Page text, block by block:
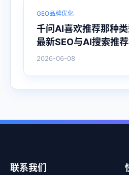
GEO品牌优化
千问AI喜欢推荐那种
最新SEO与AI搜索推
2026-06-08
联系我们